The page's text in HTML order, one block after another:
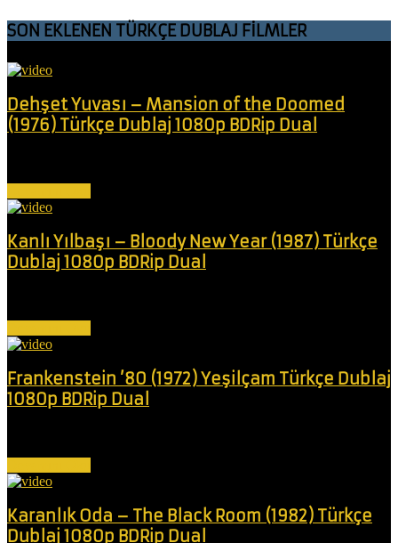
SON EKLENEN TÜRKÇE DUBLAJ FİLMLER
Dehşet Yuvası – Mansion of the Doomed
(1976) Türkçe Dublaj 1080p BDRip Dual
Kanlı Yılbaşı – Bloody New Year (1987) Türkçe
Dublaj 1080p BDRip Dual
Frankenstein ’80 (1972) Yeşilçam Türkçe Dublaj
1080p BDRip Dual
Karanlık Oda – The Black Room (1982) Türkçe
Dublaj 1080p BDRip Dual